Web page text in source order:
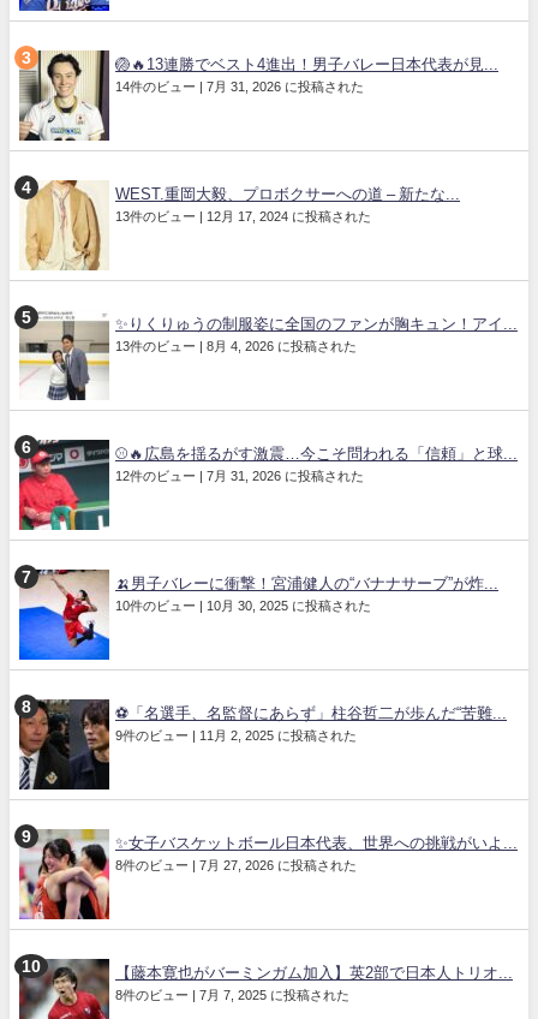
🏐🔥13連勝でベスト4進出！男子バレー日本代表が見...
14件のビュー 7月 31, 2026 に投稿された
WEST.重岡大毅、プロボクサーへの道 – 新たな...
13件のビュー 12月 17, 2024 に投稿された
✨りくりゅうの制服姿に全国のファンが胸キュン！アイ...
13件のビュー 8月 4, 2026 に投稿された
⚾🔥広島を揺るがす激震…今こそ問われる「信頼」と球...
12件のビュー 7月 31, 2026 に投稿された
🍌男子バレーに衝撃！宮浦健人の“バナナサーブ”が炸...
10件のビュー 10月 30, 2025 に投稿された
⚽「名選手、名監督にあらず」柱谷哲二が歩んだ“苦難...
9件のビュー 11月 2, 2025 に投稿された
✨女子バスケットボール日本代表、世界への挑戦がいよ...
8件のビュー 7月 27, 2026 に投稿された
【藤本寛也がバーミンガム加入】英2部で日本人トリオ...
8件のビュー 7月 7, 2025 に投稿された